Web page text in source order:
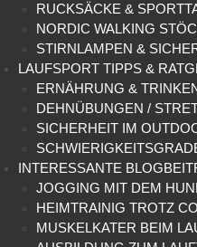
RUCKSÄCKE &
NORDIC WALKING
STIRNLAMPEN &
LAUFSPORT TIPPS &
ERNÄHRUNG &
DEHNÜBUNGEN /
SICHERHEIT IM
INTERESSANTE
JOGGING MIT DEM
HEIMTRAINIG TROTZ
MUSKELKATER BEIM